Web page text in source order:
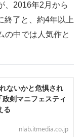
、2016年2月から
終了と、約4年以上
の中では人気作と
ないかと危惧され
剣マニフェスティ
る
nlab.itmedia.co.jp